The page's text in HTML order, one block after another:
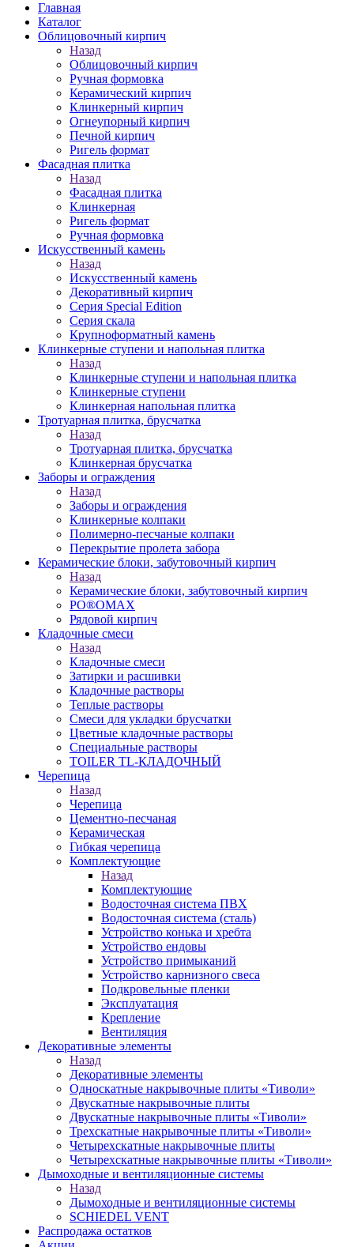
Главная
Каталог
Облицовочный кирпич
Назад
Облицовочный кирпич
Ручная формовка
Керамический кирпич
Клинкерный кирпич
Огнеупорный кирпич
Печной кирпич
Ригель формат
Фасадная плитка
Назад
Фасадная плитка
Клинкерная
Ригель формат
Ручная формовка
Искусственный камень
Назад
Искусственный камень
Декоративный кирпич
Серия Special Edition
Серия скала
Крупноформатный камень
Клинкерные ступени и напольная плитка
Назад
Клинкерные ступени и напольная плитка
Клинкерные ступени
Клинкерная напольная плитка
Тротуарная плитка, брусчатка
Назад
Тротуарная плитка, брусчатка
Клинкерная брусчатка
Заборы и ограждения
Назад
Заборы и ограждения
Клинкерные колпаки
Полимерно-песчаные колпаки
Перекрытие пролета забора
Керамические блоки, забутовочный кирпич
Назад
Керамические блоки, забутовочный кирпич
PO®OMAX
Рядовой кирпич
Кладочные смеси
Назад
Кладочные смеси
Затирки и расшивки
Кладочные растворы
Теплые растворы
Смеси для укладки брусчатки
Цветные кладочные растворы
Специальные растворы
TOILER TL-КЛАДОЧНЫЙ
Черепица
Назад
Черепица
Цементно-песчаная
Керамическая
Гибкая черепица
Комплектующие
Назад
Комплектующие
Водосточная система ПВХ
Водосточная система (сталь)
Устройство конька и хребта
Устройство ендовы
Устройство примыканий
Устройство карнизного свеса
Подкровельные пленки
Эксплуатация
Крепление
Вентиляция
Декоративные элементы
Назад
Декоративные элементы
Односкатные накрывочные плиты «Тиволи»
Двускатные накрывочные плиты
Двускатные накрывочные плиты «Тиволи»
Трехскатные накрывочные плиты «Тиволи»
Четырехскатные накрывочные плиты
Четырехскатные накрывочные плиты «Тиволи»
Дымоходные и вентиляционные системы
Назад
Дымоходные и вентиляционные системы
SCHIEDEL VENT
Распродажа остатков